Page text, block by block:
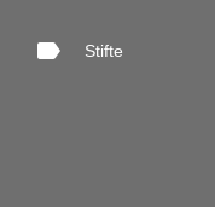
label Stifte